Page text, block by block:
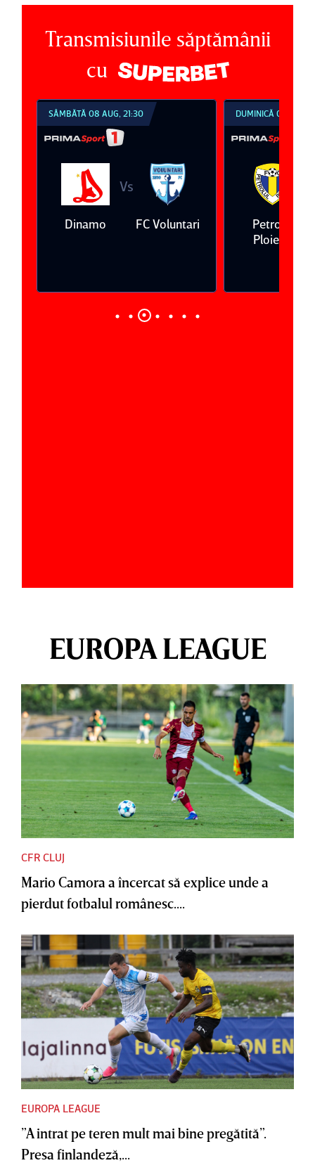
Transmisiunile săptămânii
cu
SÂMBĂTĂ 08 AUG, 21:30
Dinamo
Vs
FC Voluntari
DUMINICĂ 09 AUG,
Petrolul
Ploieşti
EUROPA LEAGUE
CFR CLUJ
Mario Camora a încercat să explice unde a
pierdut fotbalul românesc....
EUROPA LEAGUE
”A intrat pe teren mult mai bine pregătită”.
Presa finlandeză,...